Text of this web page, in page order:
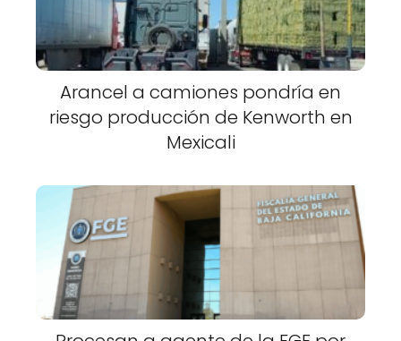
Arancel a camiones pondría en
riesgo producción de Kenworth en
Mexicali